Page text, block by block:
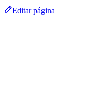
Editar página